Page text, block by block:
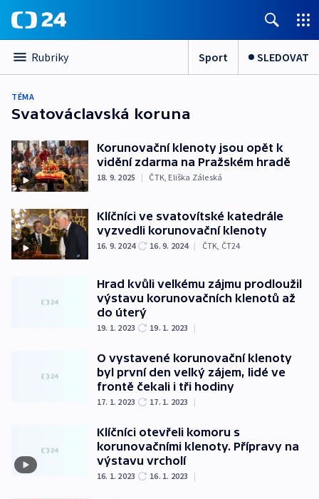
Rubriky Sport SLEDOVAT
TÉMA
Svatováclavská koruna
Korunovační klenoty jsou opět k
vidění zdarma na Pražském hradě
18. 9. 2025 | ČTK, Eliška Záleská
Klíčníci ve svatovítské katedrále
vyzvedli korunovační klenoty
16. 9. 2024 16. 9. 2024 | ČTK ČT24
Hrad kvůli velkému zájmu prodloužil
výstavu korunovačních klenotů až
do úterý
19. 1. 2023 19. 1. 2023 |
O vystavené korunovační klenoty
byl první den velký zájem, lidé ve
frontě čekali i tři hodiny
17. 1. 2023 17. 1. 2023 |
Klíčníci otevřeli komoru s
korunovačními klenoty. Přípravy na
výstavu vrcholí
16. 1. 2023 16. 1. 2023 |